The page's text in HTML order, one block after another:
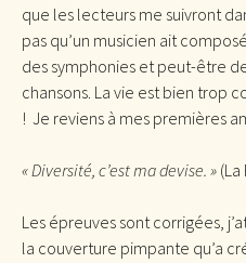
que les lecteurs me suivront
pas qu’un musicien ait
des symphonies et peut-être
chansons. La vie est bien trop
! Je reviens à mes premières
« Diversité, c’est ma devise. »
Les épreuves sont corrigées,
la couverture pimpante qu’a